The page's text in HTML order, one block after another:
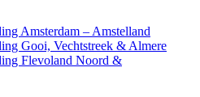
Amsterdam – Amstelland
Gooi, Vechtstreek & Almere
Flevoland Noord &